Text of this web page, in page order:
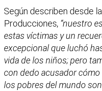
Según describen desde
Producciones, “nuestro
estas víctimas y un
excepcional que luchó
vida de los niños; pero
con dedo acusador cómo
los pobres del mundo